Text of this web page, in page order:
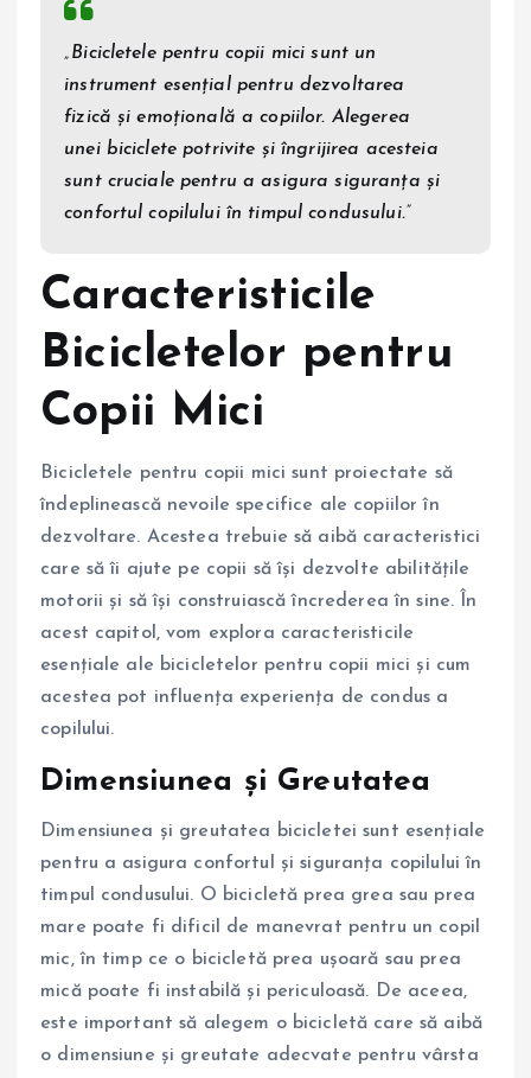
„Bicicletele pentru copii mici sunt un
instrument esențial pentru dezvoltarea
fizică și emoțională a copiilor. Alegerea
unei biciclete potrivite și îngrijirea acesteia
sunt cruciale pentru a asigura siguranța și
confortul copilului în timpul condusului.”
Caracteristicile
Bicicletelor pentru
Copii Mici
Bicicletele pentru copii mici sunt proiectate să
îndeplinească nevoile specifice ale copiilor în
dezvoltare. Acestea trebuie să aibă caracteristici
care să îi ajute pe copii să își dezvolte abilitățile
motorii și să își construiască încrederea în sine. În
acest capitol, vom explora caracteristicile
esențiale ale bicicletelor pentru copii mici și cum
acestea pot influența experiența de condus a
copilului.
Dimensiunea și Greutatea
Dimensiunea și greutatea bicicletei sunt esențiale
pentru a asigura confortul și siguranța copilului în
timpul condusului. O bicicletă prea grea sau prea
mare poate fi dificil de manevrat pentru un copil
mic, în timp ce o bicicletă prea ușoară sau prea
mică poate fi instabilă și periculoasă. De aceea,
este important să alegem o bicicletă care să aibă
o dimensiune și greutate adecvate pentru vârsta